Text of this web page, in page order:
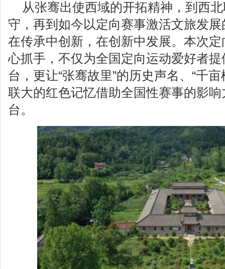
从张骞出使西域的开拓精神，到西北
守，再到如今以定向赛事激活文旅发
在传承中创新，在创新中发展。本次定
心抓手，不仅为全国定向运动爱好者
台，更让“张骞故里”的历史声名、“千
联大的红色记忆借助全国性赛事的影
台。